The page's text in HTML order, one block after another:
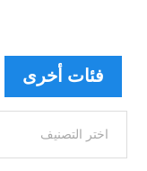
فئات أخرى
أخرى